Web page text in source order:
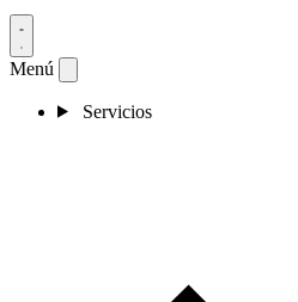
Menú
Servicios